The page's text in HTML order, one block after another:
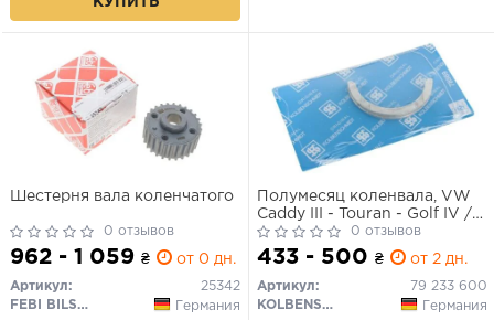
Шестерня вала коленчатого
0 отзывов
962 - 1 059 ₴ от 0 дн.
Артикул:
25342
FEBI BILSTEIN
Германия
Полумесяц коленвала, VW
Caddy III - Touran - Golf IV /
V / VI - Passat B5 / B6, 1.6 i,
STD
0 отзывов
433 - 500 ₴ от 2 дн.
Артикул:
79 233 600
KOLBENSCHMIDT
Германия